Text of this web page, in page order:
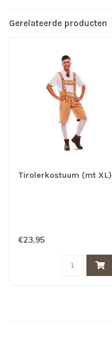
Gerelateerde producten
Tirolerkostuum (mt XL)
€23,95